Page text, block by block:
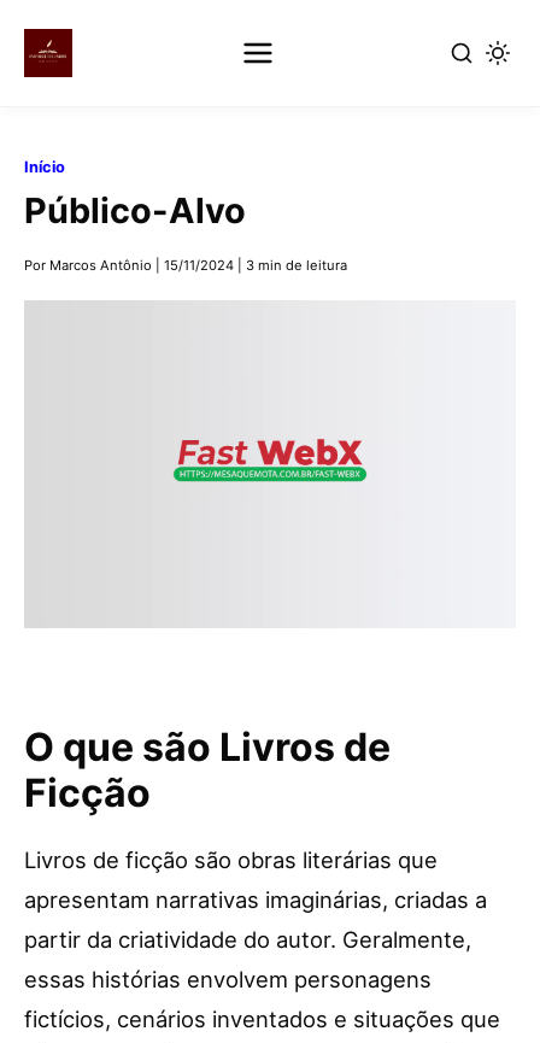
conteúdo
Início
Público-Alvo
Por Marcos Antônio 15/11/2024 3 min de leitura
O que são Livros de
Ficção
Livros de ficção são obras literárias que
apresentam narrativas imaginárias, criadas a
partir da criatividade do autor. Geralmente,
essas histórias envolvem personagens
fictícios, cenários inventados e situações que